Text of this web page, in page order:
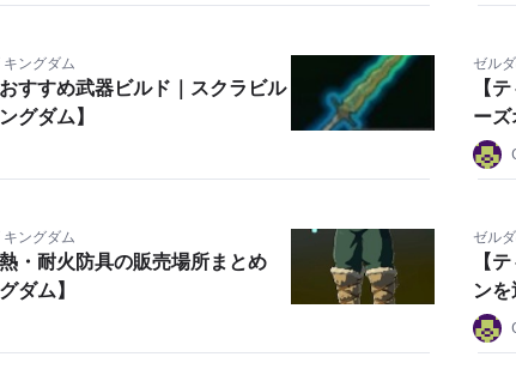
ングダム
すすめ武器ビルド｜スクラビル
グダム】
ゼル
【
ーズ
ングダム
・耐火防具の販売場所まとめ
ダム】
ゼル
【
ン